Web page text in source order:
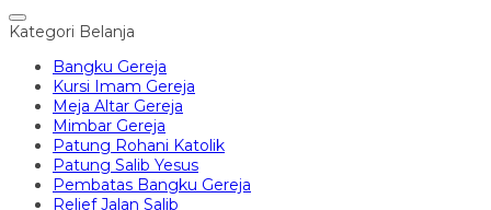
Kategori Belanja
Bangku Gereja
Kursi Imam Gereja
Meja Altar Gereja
Mimbar Gereja
Patung Rohani Katolik
Patung Salib Yesus
Pembatas Bangku Gereja
Relief Jalan Salib